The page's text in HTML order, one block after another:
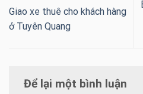
Giao xe thuê cho khách hàng
ở Tuyên Quang
Để lại một bình luận